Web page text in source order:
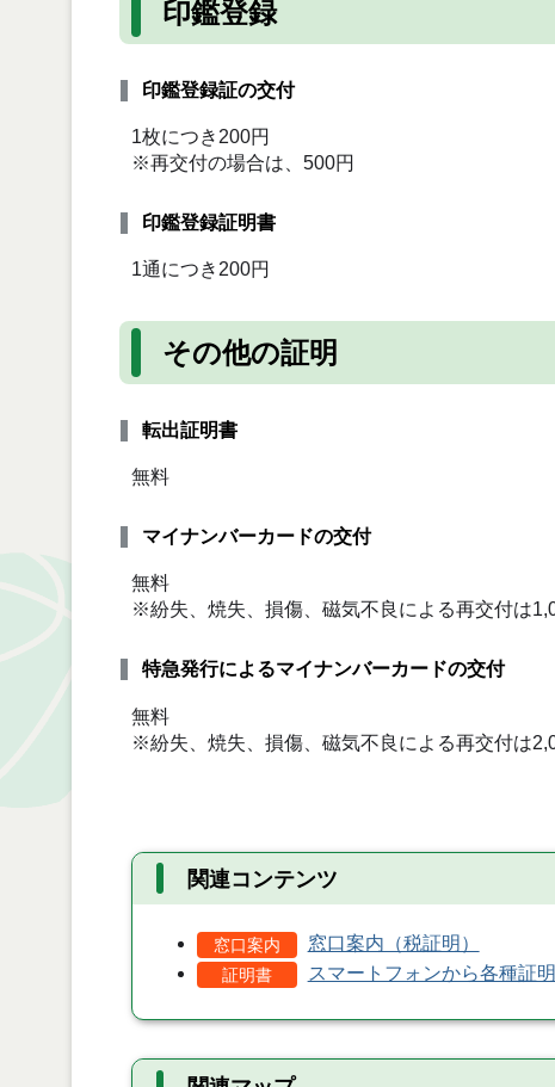
印鑑登録
印鑑登録証の交付
1枚につき200円
※再交付の場合は、500円
印鑑登録証明書
1通につき200円
その他の証明
転出証明書
無料
マイナンバーカードの交付
無料
※紛失、焼失、損傷、磁気不良による再交付は
特急発行によるマイナンバーカードの交付
無料
※紛失、焼失、損傷、磁気不良による再交付は
関連コンテンツ
窓口案内 窓口案内（税証明）
証明書 スマートフォンから各種証